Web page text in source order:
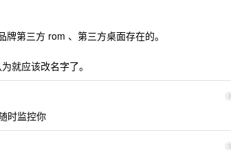
第三方 rom 、第三方桌面存在的。
就应该改名字了。
8
时监控你
9